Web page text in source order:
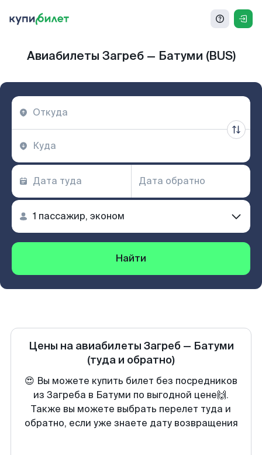
Авиабилеты Загреб — Батуми (BUS)
Найти
Цены на авиабилеты Загреб— Батуми
(туда и обратно)
😍 Вы можете купить билет без посредников
из Загреба в Батуми по выгодной цене🙌.
Также вы можете выбрать перелет туда и
обратно, если уже знаете дату возвращения